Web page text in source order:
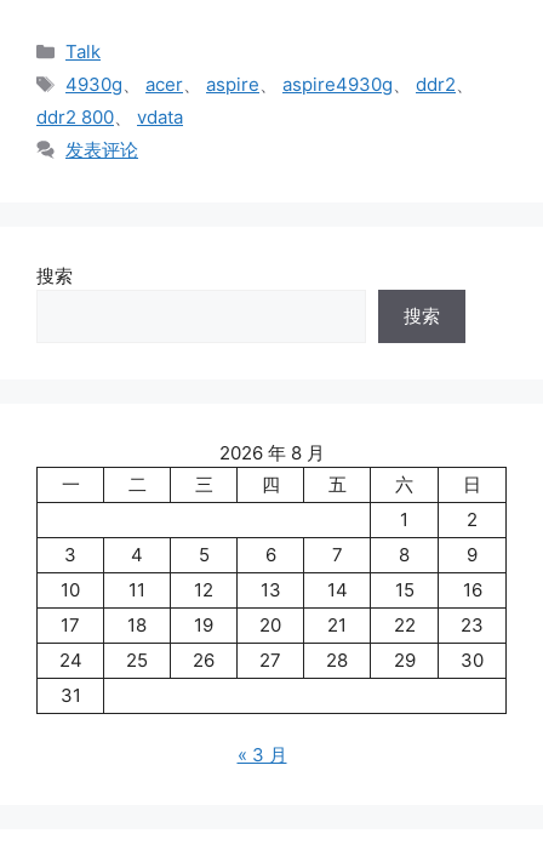
分
类
Talk
标
签
4930g、 acer、 aspire、 aspire4930g、 ddr2、
ddr2 800、 vdata
发表评论
搜索
搜索
2026 年 8 月
一
二 三 四 五 六
日
1
2
3
4 5 6 7 8
9
10
11 12 13 14 15
16
17
18 19 20 21 22
23
24
25 26 27 28 29
30
31
« 3 月